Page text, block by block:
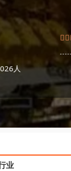
人
业